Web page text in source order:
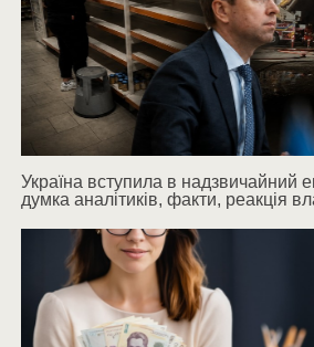
Україна вступила в надзвичайний
думка аналітиків, факти, реакція